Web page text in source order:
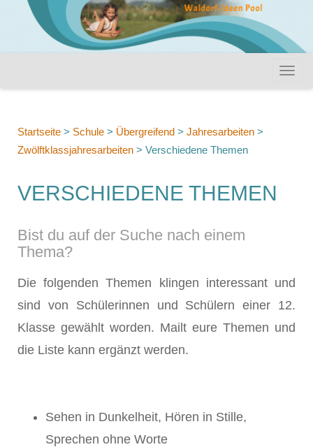
Startseite > Schule > Übergreifend > Jahresarbeiten >
Zwölftklassjahresarbeiten > Verschiedene Themen
VERSCHIEDENE THEMEN
Bist du auf der Suche nach einem
Thema?
Die folgenden Themen klingen interessant und
sind von Schülerinnen und Schülern einer 12.
Klasse gewählt worden. Mailt eure Themen und
die Liste kann ergänzt werden.
Sehen in Dunkelheit, Hören in Stille,
Sprechen ohne Worte